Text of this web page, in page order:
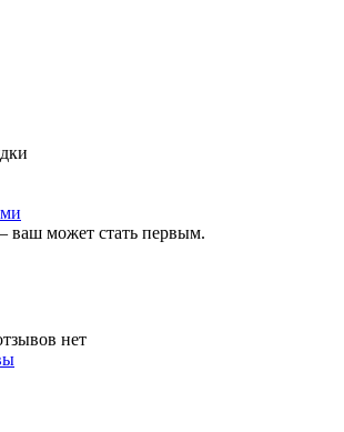
может стать первым.
нет